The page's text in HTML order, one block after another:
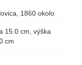
1860 okolo
15.0 cm, výška
cm